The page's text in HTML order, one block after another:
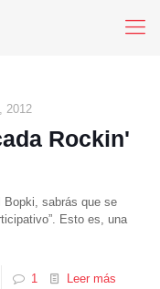
2012
Rockin'
sabrás que se
Esto es, una
1 Leer más